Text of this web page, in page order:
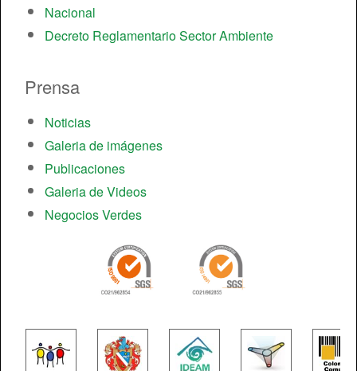
Nacional
Decreto Reglamentario Sector Ambiente
Prensa
Noticias
Galeria de imágenes
Publicaciones
Galeria de Videos
Negocios Verdes